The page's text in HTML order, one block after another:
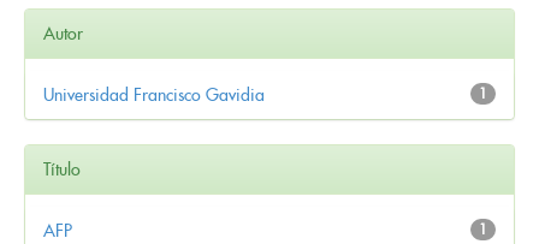
Autor
1
Universidad Francisco Gavidia
Título
1
AFP